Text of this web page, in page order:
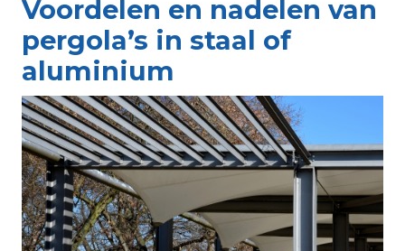
Voordelen en nadelen van
pergola’s in staal of
aluminium